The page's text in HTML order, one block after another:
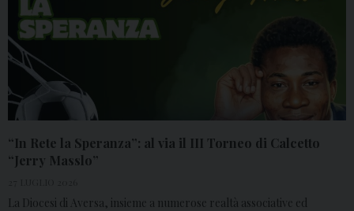
“In Rete la Speranza”: al via il III Torneo di Calcetto
“Jerry Masslo”
La Diocesi di Aversa, insieme a numerose realtà associative ed